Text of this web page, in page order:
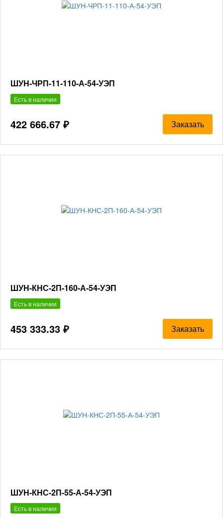
ШУН-ЧРП-11-110-А-54-УЭП
Есть в наличии
422 666.67 ₽ Заказать
ШУН-КНС-2П-160-А-54-УЭП
Есть в наличии
453 333.33 ₽ Заказать
ШУН-КНС-2П-55-А-54-УЭП
Есть в наличии